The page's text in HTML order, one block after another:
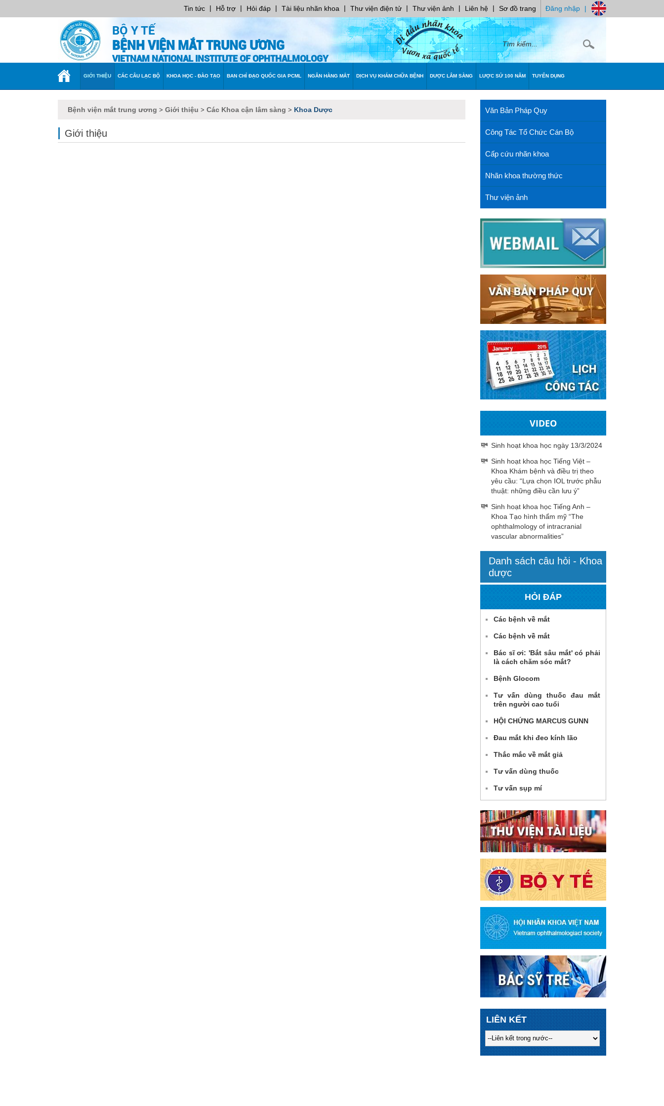
Tin tức | Hỗ trợ | Hỏi đáp | Tài liệu nhãn khoa | Thư viện điện tử | Thư viện ảnh | Liên hệ | Sơ đồ trang Đăng nhập |
BỘ Y TẾ
BỆNH VIỆN MẮT TRUNG ƯƠNG
VIETNAM NATIONAL INSTITUTE OF OPHTHALMOLOGY
TRANG GIỚI THIỆU CÁC CÂU LẠC BỘ KHOA HỌC - ĐÀO TẠO BAN CHỈ ĐẠO QUỐC GIA PCML NGÂN HÀNG MẮT DỊCH VỤ KHÁM CHỮA BỆNH DƯỢC LÂM SÀNG LƯỢC SỬ 100 NĂM TUYỂN DỤNG
Bệnh viện mắt trung ương > Giới thiệu > Các Khoa cận lâm sàng > Khoa Dược
Giới thiệu
Văn Bản Pháp Quy
Công Tác Tổ Chức Cán Bộ
Cấp cứu nhãn khoa
Nhãn khoa thường thức
Thư viện ảnh
VIDEO
Sinh hoạt khoa học ngày 13/3/2024
Sinh hoạt khoa học Tiếng Việt –
Khoa Khám bệnh và điều trị theo
yêu cầu: “Lựa chọn IOL trước phẫu
thuật: những điều cần lưu ý”
Sinh hoạt khoa học Tiếng Anh –
Khoa Tạo hình thẩm mỹ “The
ophthalmology of intracranial
vascular abnormalities”
Danh sách câu hỏi - Khoa
dược
HỎI ĐÁP
Các bệnh về mắt
Các bệnh về mắt
Bác sĩ ơi: 'Bắt sâu mắt' có phải
là cách chăm sóc mắt?
Bệnh Glocom
Tư vấn dùng thuốc đau mắt
trên người cao tuổi
HỘI CHỨNG MARCUS GUNN
Đau mắt khi đeo kính lão
Thắc mắc về mắt giả
Tư vấn dùng thuốc
Tư vấn sụp mí
LIÊN KẾT